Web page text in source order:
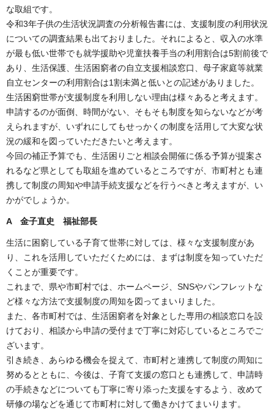
な取組です。
令和3年子供の生活状況調査の分析報告書には、支援制度の利用状況
についての調査結果も出ておりました。それによると、収入の水準
が最も低い世帯でも就学援助や児童扶養手当の利用割合は5割前後で
あり、生活保護、生活困窮者の自立支援相談窓口、母子家庭等就業
自立センターの利用割合は1割未満と低いとの記述がありました。
生活困窮世帯が支援制度を利用しない理由は様々あると考えます。
申請するのが面倒、時間がない、そもそも制度を知らないなどが考
えられますが、いずれにしてもせっかくの制度を活用して大変な状
況の緩和を図っていただきたいと考えます。
今回の補正予算でも、生活困りごと相談会開催に係る予算が提案さ
れるなど県としても取組を進めているところですが、市町村とも連
携して制度の周知や申請手続支援などを行うべきと考えますが、い
かがでしょうか。
A 金子直史 福祉部長
生活に困窮している子育て世帯に対しては、様々な支援制度があ
り、これを活用していただくためには、まずは制度を知っていただ
くことが重要です。
これまで、県や市町村では、ホームページ、SNSやパンフレットな
ど様々な方法で支援制度の周知を図ってまいりました。
また、各市町村では、生活困窮者を対象とした専用の相談窓口を設
けており、相談から申請の受付まで丁寧に対応しているところでご
ざいます。
引き続き、あらゆる機会を捉えて、市町村と連携して制度の周知に
努めるとともに、今後は、子育て支援の窓口とも連携して、申請時
の手続きなどについても丁寧に寄り添った支援をするよう、改めて
研修の場などを通じて市町村に対して働きかけてまいります。